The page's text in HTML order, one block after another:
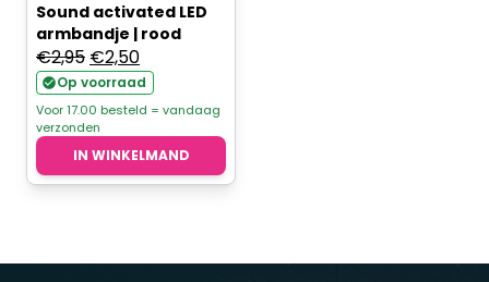
Sound activated LED
armbandje | rood
€2,95 Oorspronkelijke
prijs
was:
€2,95.
€2,50Huidige
prijs
is:
€2,50.
Op voorraad
Voor 17.00 besteld = vandaag
verzonden
IN WINKELMAND